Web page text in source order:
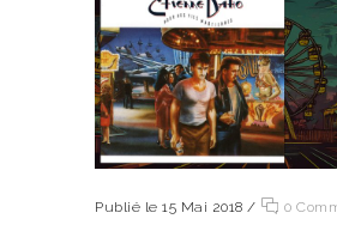
Publié le 15 Mai 2018 /
0